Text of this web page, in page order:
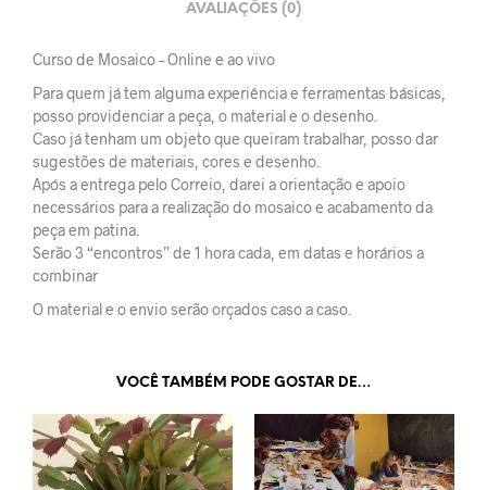
AVALIAÇÕES (0)
Curso de Mosaico – Online e ao vivo
Para quem já tem alguma experiência e ferramentas básicas,
posso providenciar a peça, o material e o desenho.
Caso já tenham um objeto que queiram trabalhar, posso dar
sugestões de materiais, cores e desenho.
Após a entrega pelo Correio, darei a orientação e apoio
necessários para a realização do mosaico e acabamento da
peça em patina.
Serão 3 “encontros” de 1 hora cada, em datas e horários a
combinar
O material e o envio serão orçados caso a caso.
VOCÊ TAMBÉM PODE GOSTAR DE…